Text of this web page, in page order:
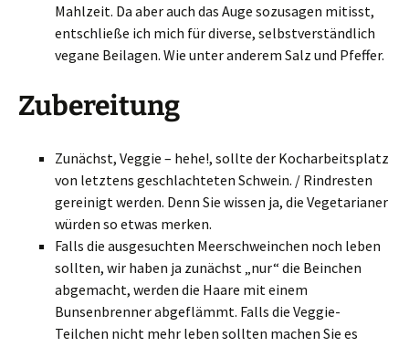
Mahlzeit. Da aber auch das Auge sozusagen mitisst,
entschließe ich mich für diverse, selbstverständlich
vegane Beilagen. Wie unter anderem Salz und Pfeffer.
Zubereitung
Zunächst, Veggie – hehe!, sollte der Kocharbeitsplatz
von letztens geschlachteten Schwein. / Rindresten
gereinigt werden. Denn Sie wissen ja, die Vegetarianer
würden so etwas merken.
Falls die ausgesuchten Meerschweinchen noch leben
sollten, wir haben ja zunächst „nur“ die Beinchen
abgemacht, werden die Haare mit einem
Bunsenbrenner abgeflämmt. Falls die Veggie-
Teilchen nicht mehr leben sollten machen Sie es